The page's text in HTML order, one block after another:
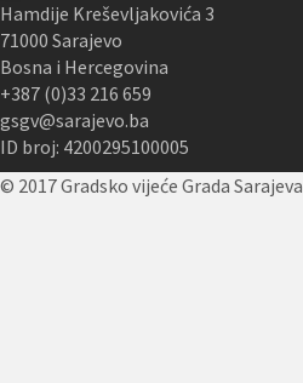
Hamdije Kreševljakovića 3
71000 Sarajevo
Bosna i Hercegovina
+387 (0)33 216 659
gsgv@sarajevo.ba
ID broj: 4200295100005
© 2017 Gradsko vijeće Grada Sarajeva